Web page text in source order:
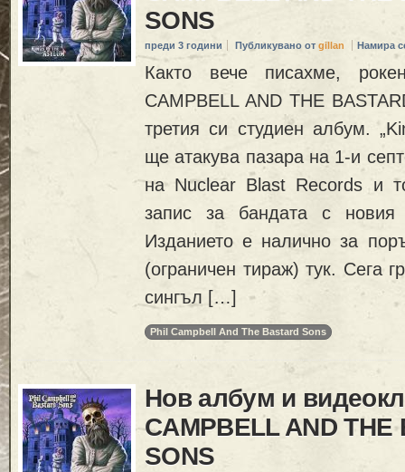
SONS
преди 3 години Публикувано от gillan Намира
Както вече писахме,
CAMPBELL AND THE
третия си студиен албум.
ще атакува пазара на 1-и
на Nuclear Blast Records и
запис за бандата с
Изданието е налично за
(ограничен тираж) тук. Сега
сингъл […]
Phil Campbell And The Bastard Sons
Нов албум и
CAMPBELL AND THE
SONS